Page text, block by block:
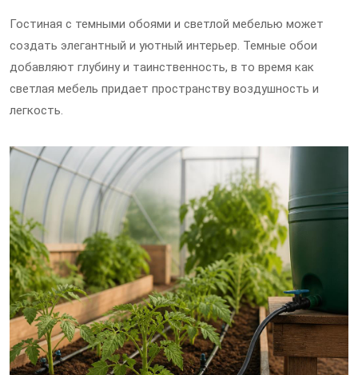
Гостиная с темными обоями и светлой мебелью может
создать элегантный и уютный интерьер. Темные обои
добавляют глубину и таинственность, в то время как
светлая мебель придает пространству воздушность и
легкость.